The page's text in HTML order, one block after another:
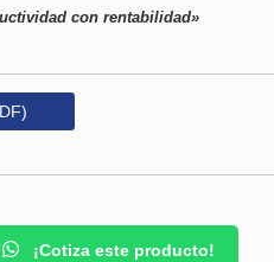
con rentabilidad»
¡Cotiza este producto!